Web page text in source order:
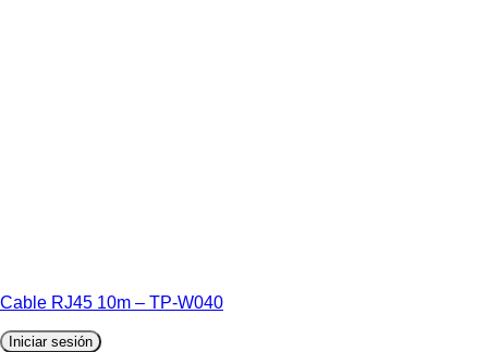
Cable RJ45 10m – TP-W040
Iniciar sesión